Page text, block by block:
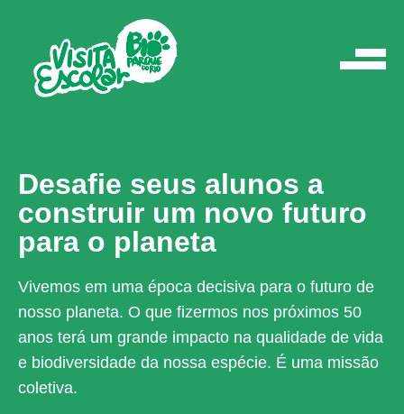
Desafie seus alunos a
construir um novo futuro
para o planeta
Vivemos em uma época decisiva para o futuro de
nosso planeta. O que fizermos nos próximos 50
anos terá um grande impacto na qualidade de vida
e biodiversidade da nossa espécie. É uma missão
coletiva.